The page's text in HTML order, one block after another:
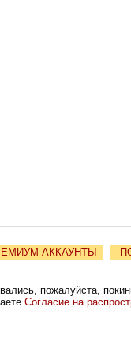
АККАУНТЫ
пожалуйста,
Согласие на